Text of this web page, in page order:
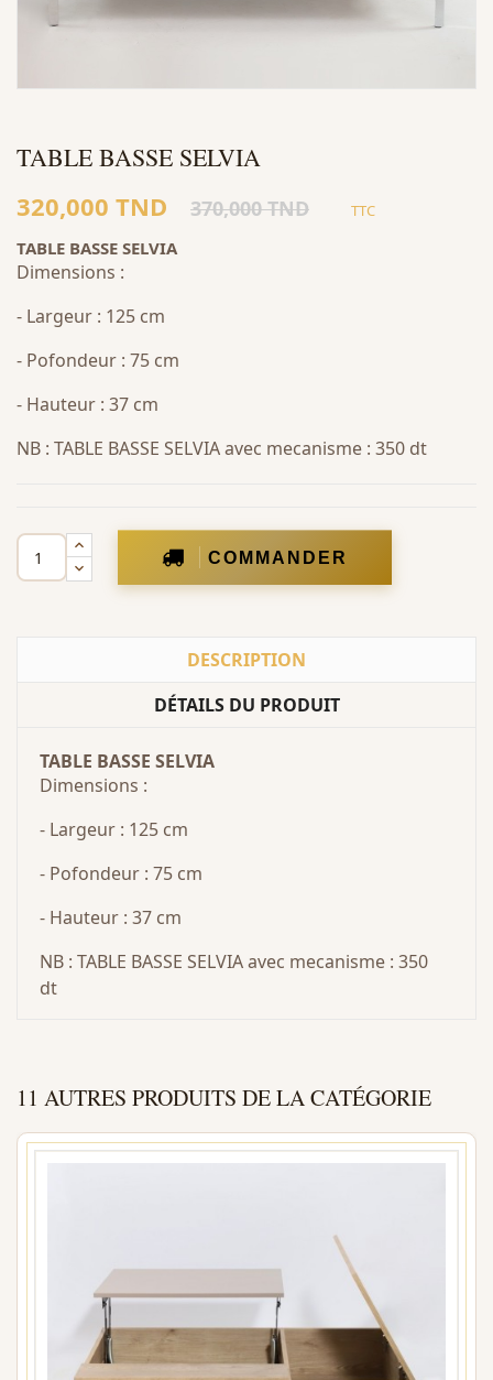
TABLE BASSE SELVIA
320,000 TND 370,000 TND TTC
TABLE BASSE SELVIA
Dimensions :
- Largeur : 125 cm
- Pofondeur : 75 cm
- Hauteur : 37 cm
NB : TABLE BASSE SELVIA avec mecanisme : 350 dt
COMMANDER
DESCRIPTION
DÉTAILS DU PRODUIT
TABLE BASSE SELVIA
Dimensions :
- Largeur : 125 cm
- Pofondeur : 75 cm
- Hauteur : 37 cm
NB : TABLE BASSE SELVIA avec mecanisme : 350
dt
11 AUTRES PRODUITS DE LA CATÉGORIE